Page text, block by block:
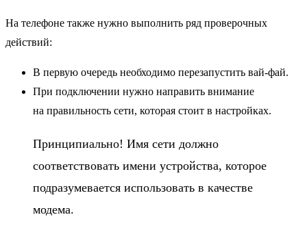
На телефоне также нужно выполнить ряд проверочных
действий:
В первую очередь необходимо перезапустить вай-фай.
При подключении нужно направить внимание
на правильность сети, которая стоит в настройках.
Принципиально! Имя сети должно
соответствовать имени устройства, которое
подразумевается использовать в качестве
модема.